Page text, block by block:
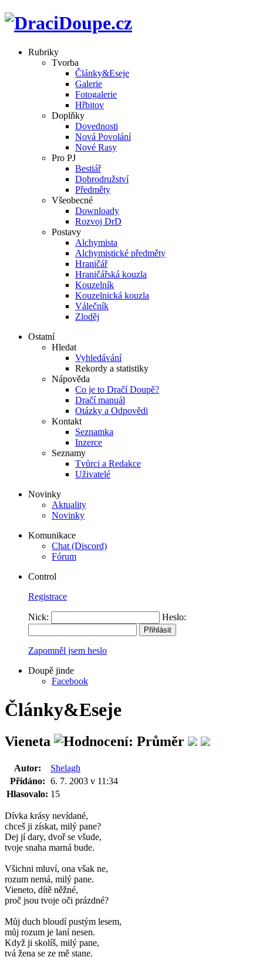
Rubriky
Tvorba
Články&Eseje
Galerie
Fotogalerie
Hřbitov
Doplňky
Dovednosti
Nová Povolání
Nové Rasy
Pro PJ
Bestiář
Dobrodružství
Předměty
Všeobecné
Downloady
Rozvoj DrD
Postavy
Alchymista
Alchymistické předměty
Hraničář
Hraničářská kouzla
Kouzelník
Kouzelnická kouzla
Válečník
Zloděj
Ostatní
Hledat
Vyhledávání
Rekordy a statistiky
Nápověda
Co je to Dračí Doupě?
Dračí manuál
Otázky a Odpovědi
Kontakt
Seznamka
Inzerce
Seznamy
Tvůrci a Redakce
Uživatelé
Novinky
Aktuality
Novinky
Komunikace
Chat (Discord)
Fórum
Control
Registrace
Nick: Heslo:
Zapomněl jsem heslo
Doupě jinde
Facebook
Články&Eseje
Vieneta
Autor:
Shelagh
Přidáno: 6. 7. 2003 v 11:34
Hlasovalo: 15
Dívka krásy nevídané,
chceš ji získat, milý pane?
Dej jí dary, dvoř se všude,
tvoje snaha marná bude.
Všichni mluví, ona však ne,
rozum nemá, milý pane.
Vieneto, dítě něžné,
proč jsou tvoje oči prázdné?
Můj duch bloudí pustým lesem,
můj rozum je laní nesen.
Když ji skolíš, milý pane,
tvá žena se ze mě stane.